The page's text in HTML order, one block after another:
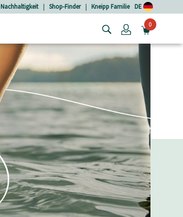
Nachhaltigkeit | Shop-Finder | Kneipp Familie DE
Login0